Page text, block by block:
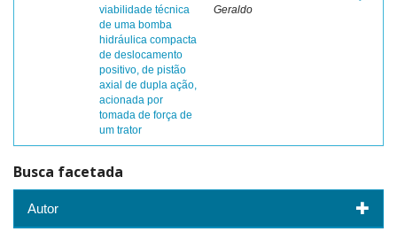
viabilidade técnica
de uma bomba
hidráulica compacta
de deslocamento
positivo, de pistão
axial de dupla ação,
acionada por
tomada de força de
um trator
Geraldo
Busca facetada
Autor